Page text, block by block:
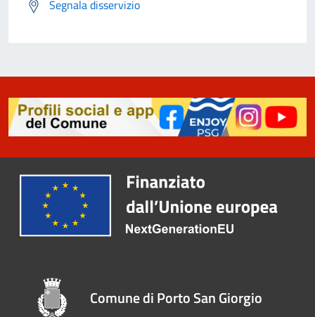
Segnala disservizio
Comune di Porto San Giorgio